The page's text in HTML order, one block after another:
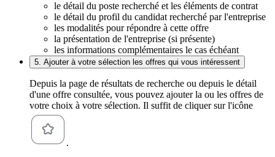
le détail du poste recherché et les éléments de contrat
le détail du profil du candidat recherché par l'entreprise
les modalités pour répondre à cette offre
la présentation de l'entreprise (si présente)
les informations complémentaires le cas échéant
5. Ajouter à votre sélection les offres qui vous intéressent
Depuis la page de résultats de recherche ou depuis le détail
d'une offre consultée, vous pouvez ajouter la ou les offres de
votre choix à votre sélection. Il suffit de cliquer sur l'icône
.